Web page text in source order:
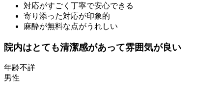
対応がすごく丁寧で安心できる
寄り添った対応が印象的
麻酔が無料な点がうれしい
院内はとても清潔感があって雰囲気が良い
年齢不詳
男性